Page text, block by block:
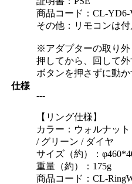
仕様
商品コード：CL-
その他：リモコンは付
※アダプターの取り外
押してから、回して
ボタンを押さずに動
---
【リング仕様】
カラー：ウォルナッ
/ グリーン / ダイヤ
サイズ（約）：
重量（約）：175g
商品コード：CL-